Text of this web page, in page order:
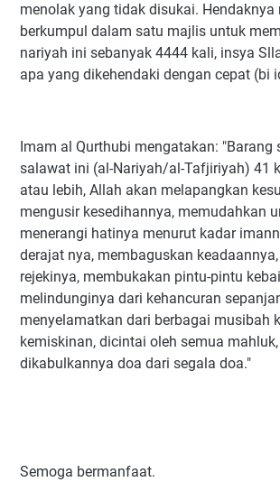
menolak yang tidak disukai. Hendaknya
berkumpul dalam satu majlis untuk
nariyah ini sebanyak 4444 kali, insya
apa yang dikehendaki dengan cepat (bi
Imam al Qurthubi mengatakan: "Barang
salawat ini (al-Nariyah/al-Tafjiriyah) 41
atau lebih, Allah akan melapangkan
mengusir kesedihannya, memudahkan
menerangi hatinya menurut kadar
derajat nya, membaguskan
rejekinya, membukakan pintu-pintu
melindunginya dari kehancuran
menyelamatkan dari berbagai musibah
kemiskinan, dicintai oleh semua
dikabulkannya doa dari segala doa."
Semoga bermanfaat.